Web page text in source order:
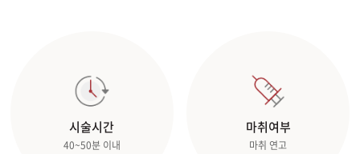
시술시간
40~50분 이내
마취여부
마취 연고